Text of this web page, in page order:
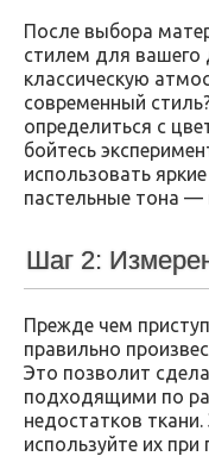
После выбора
стилем для вашего
классическую
современный
определиться с
бойтесь
использовать
пастельные тона —
Шаг 2:
Прежде чем
правильно
Это позволит
подходящими по
недостатков
используйте их при